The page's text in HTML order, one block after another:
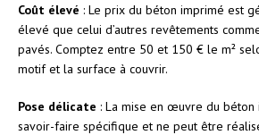
Coût élevé : Le prix du béton imprimé est
élevé que celui d’autres revêtements
pavés. Comptez entre 50 et 150 € le m²
motif et la surface à couvrir.
Pose délicate : La mise en œuvre du béton
savoir-faire spécifique et ne peut être